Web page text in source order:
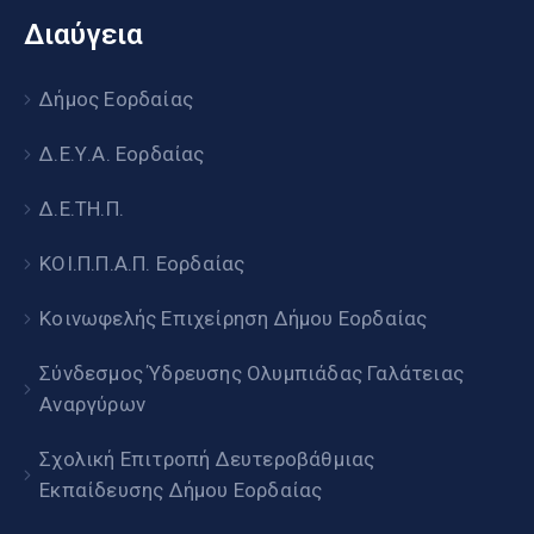
Διαύγεια
Δήμος Εορδαίας
Δ.Ε.Υ.Α. Εορδαίας
Δ.Ε.ΤΗ.Π.
ΚΟΙ.Π.Π.Α.Π. Εορδαίας
Κοινωφελής Επιχείρηση Δήμου Εορδαίας
Σύνδεσμος Ύδρευσης Ολυμπιάδας Γαλάτειας
Αναργύρων
Σχολική Επιτροπή Δευτεροβάθμιας
Εκπαίδευσης Δήμου Εορδαίας